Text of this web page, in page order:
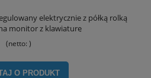
elektrycznie z półką rolką
monitor z klawiaturę
(netto: )
O PRODUKT